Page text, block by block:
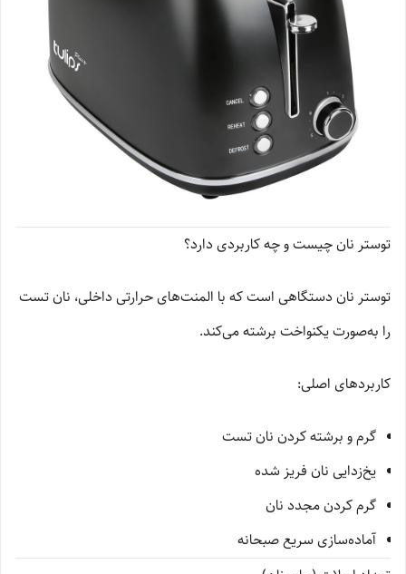
توستر نان چیست و چه کاربردی دارد؟
توستر نان دستگاهی است که با المنت‌های حرارتی داخلی، نان تست
را به‌صورت یکنواخت برشته می‌کند.
کاربردهای اصلی:
گرم و برشته کردن نان تست
یخ‌زدایی نان فریز شده
گرم کردن مجدد نان
آماده‌سازی سریع صبحانه